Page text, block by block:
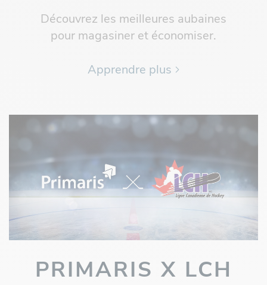
Découvrez les meilleures aubaines
pour magasiner et économiser.
Apprendre plus
PRIMARIS X LCH